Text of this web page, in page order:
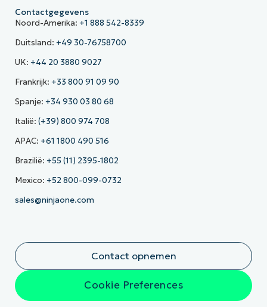
Contactgegevens
Noord-Amerika: +1 888 542-8339
Duitsland: +49 30-76758700
UK: +44 20 3880 9027
Frankrijk: +33 800 91 09 90
Spanje: +34 930 03 80 68
Italië: (+39) 800 974 708
APAC: +61 1800 490 516
Brazilië: +55 (11) 2395-1802
Mexico: +52 800-099-0732
sales@ninjaone.com
Contact opnemen
Cookie Preferences